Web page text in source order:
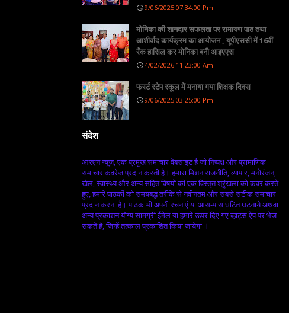
9/06/2025 07:34:00 Pm
मोनिका की शानदार सफलता पर रामायण पाठ तथा
आशीर्वाद कार्यक्रम का आयोजन , यूपीएससी में 16वीं
रैंक हासिल कर मोनिका बनी आइएएस
4/02/2026 11:23:00 Am
फर्स्ट स्टेप स्कूल में मनाया गया शिक्षक दिवस
9/06/2025 03:25:00 Pm
संदेश
आरएन न्यूज़, एक प्रमुख समाचार वेबसाइट है जो निष्पक्ष और प्रामाणिक
समाचार कवरेज प्रदान करती है। हमारा मिशन राजनीति, व्यापार, मनोरंजन,
खेल, स्वास्थ्य और अन्य सहित विषयों की एक विस्तृत श्रृंखला को कवर करते
हुए, हमारे पाठकों को समयबद्ध तरीके से नवीनतम और सबसे सटीक समाचार
प्रदान करना है। पाठक भी अपनी रचनाएं या आस-पास घटित घटनाये अथवा
अन्य प्रकाशन योग्य सामग्री ईमेल या हमारे ऊपर दिए गए व्हाट्स ऐप पर भेज
सकते है, जिन्हें तत्काल प्रकाशित किया जायेगा ।